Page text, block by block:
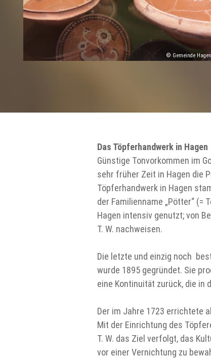
© Gemeinde
Das Töpferhandwerk in
Günstige Tonvorkommen im
sehr früher Zeit in Hagen die
Töpferhandwerk in Hagen
der Familienname „Pötter“
Hagen intensiv genutzt; von
T. W. nachweisen.
Die letzte und einzig noch
wurde 1895 gegründet. Sie
eine Kontinuität zurück, die in
Der im Jahre 1723 errichtete
Mit der Einrichtung des
T. W. das Ziel verfolgt, das
vor einer Vernichtung zu